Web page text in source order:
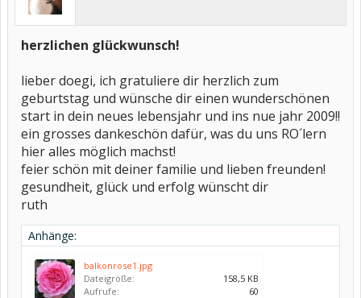
herzlichen glückwunsch!
lieber doegi, ich gratuliere dir herzlich zum
geburtstag und wünsche dir einen wunderschönen
start in dein neues lebensjahr und ins nue jahr 2009!!
ein grosses dankeschön dafür, was du uns RO´lern
hier alles möglich machst!
feier schön mit deiner familie und lieben freunden!
gesundheit, glück und erfolg wünscht dir
ruth
Anhänge:
balkonrose1.jpg
Dateigröße:
158,5 KB
Aufrufe:
60